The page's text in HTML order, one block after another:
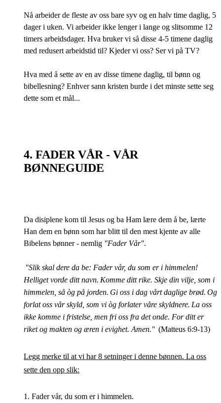
Nå arbeider de fleste av oss bare syv og en halv time daglig, 5
dager i uken. Vi arbeider ikke lenger i lange og slitsomme 12
timers arbeidsdager. Hva bruker vi så disse 4-5 timene daglig
med redusert arbeidstid til? Kjeder vi oss? Ser vi på TV?
Hva med å sette av en av disse timene daglig, til bønn og
bibellesning? Enhver sann kristen burde i det minste sette seg
dette som et mål...
4. FADER VÅR - VÅR
BØNNEGUIDE
Da disiplene kom til Jesus og ba Ham lære dem å be, lærte
Han dem en bønn som har blitt til den mest kjente av alle
Bibelens bønner - nemlig "Fader Vår".
"Slik skal dere da be: Fader vår, du som er i himmelen!
Helliget vorde ditt navn. Komme ditt rike. Skje din vilje, som i
himmelen, så òg på jorden. Gi oss i dag vårt daglige brød. Og
forlat oss vår skyld, som vi òg forlater våre skyldnere. La oss
ikke komme i fristelse, men fri oss fra det onde. For ditt er
riket og makten og æren i evighet. Amen." (Matteus 6:9-13)
Legg merke til at vi har 8 setninger i denne bønnen. La oss
sette den opp slik:
1. Fader vår, du som er i himmelen.